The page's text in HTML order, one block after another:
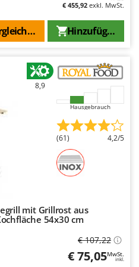
€ 455,92 exkl. MwSt.
Hinzufügen
Sie
8,9
Hausgebrauch
(61) 4,2/5
mit Grillrost aus
54x30 cm
€ 107,22
€ 75,05MwSt.
inkl.